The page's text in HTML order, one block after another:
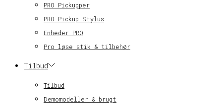
PRO Pickupper
PRO Pickup Stylus
Enheder PRO
Pro løse stik & tilbehør
Tilbud
Tilbud
Demomodeller & brugt